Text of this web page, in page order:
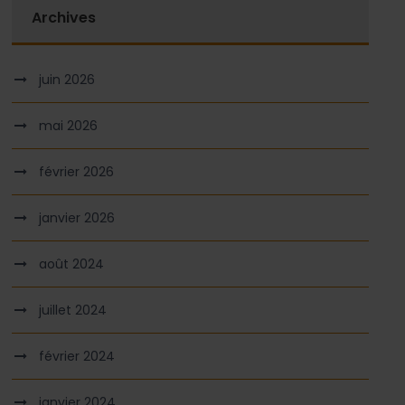
Archives
juin 2026
mai 2026
février 2026
janvier 2026
août 2024
juillet 2024
février 2024